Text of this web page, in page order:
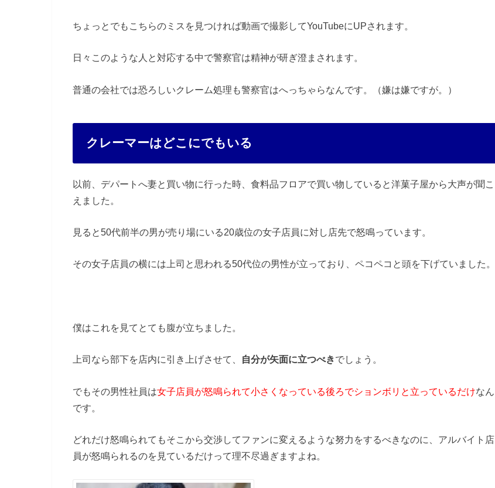
ちょっとでもこちらのミスを見つければ動画で撮影してYouTubeにUPされます。
日々このような人と対応する中で警察官は精神が研ぎ澄まされます。
普通の会社では恐ろしいクレーム処理も警察官はへっちゃらなんです。（嫌は嫌ですが。）
クレーマーはどこにでもいる
以前、デパートへ妻と買い物に行った時、食料品フロアで買い物していると洋菓子屋から大声が聞こ
えました。
見ると50代前半の男が売り場にいる20歳位の女子店員に対し店先で怒鳴っています。
その女子店員の横には上司と思われる50代位の男性が立っており、ペコペコと頭を下げていました。
僕はこれを見てとても腹が立ちました。
上司なら部下を店内に引き上げさせて、 自分が矢面に立つべきでしょう。
でもその男性社員は女子店員が怒鳴られて小さくなっている後ろでションボリと立っているだけなん
です。
どれだけ怒鳴られてもそこから交渉してファンに変えるような努力をするべきなのに、アルバイト店
員が怒鳴られるのを見ているだけって理不尽過ぎますよね。